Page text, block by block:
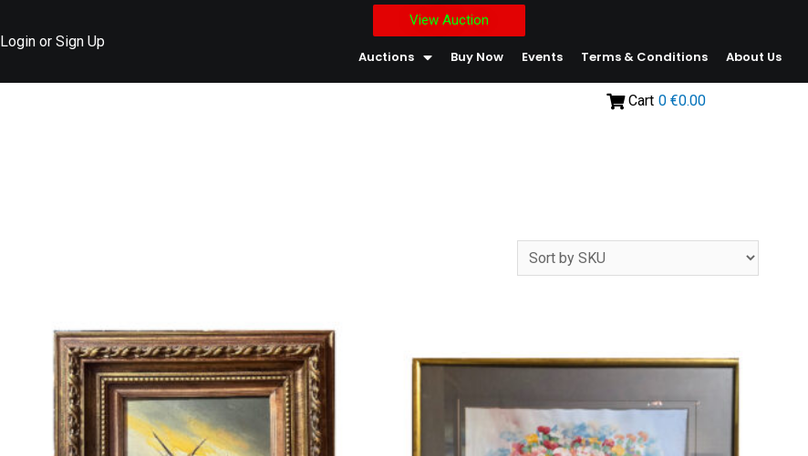
Login or Sign Up
View Auction
Auctions Buy Now Events Terms & Conditions About Us
Cart 0 €0.00